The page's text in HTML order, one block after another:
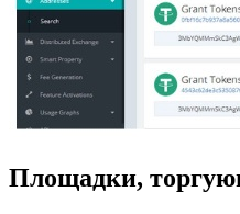
Площадки,